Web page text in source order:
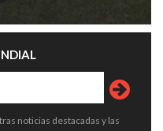
noticias destacadas y las